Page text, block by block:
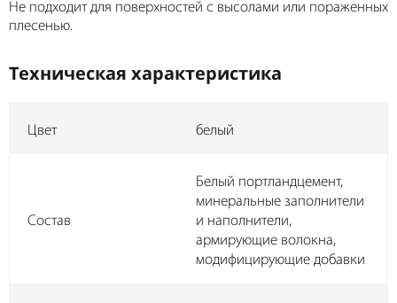
Не подходит для поверхностей с высолами или пораженных
плесенью.
Техническая характеристика
Цвет белый
Состав
Белый портландцемент,
минеральные заполнители
и наполнители,
армирующие волокна,
модифицирующие добавки